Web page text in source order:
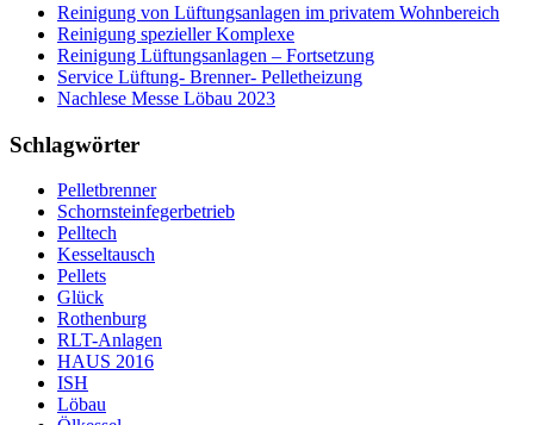
Reinigung von Lüftungsanlagen im privatem Wohnbereich
Reinigung spezieller Komplexe
Reinigung Lüftungsanlagen – Fortsetzung
Service Lüftung- Brenner- Pelletheizung
Nachlese Messe Löbau 2023
Schlagwörter
Pelletbrenner
Schornsteinfegerbetrieb
Pelltech
Kesseltausch
Pellets
Glück
Rothenburg
RLT-Anlagen
HAUS 2016
ISH
Löbau